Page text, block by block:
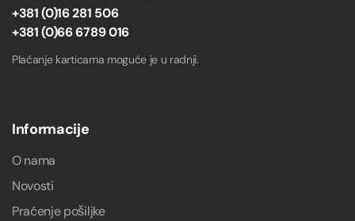
+381 (0)16 281 506
+381 (0)66 6789 016
Plaćanje karticama moguće je u radnji.
Informacije
O nama
Novosti
Praćenje pošiljke